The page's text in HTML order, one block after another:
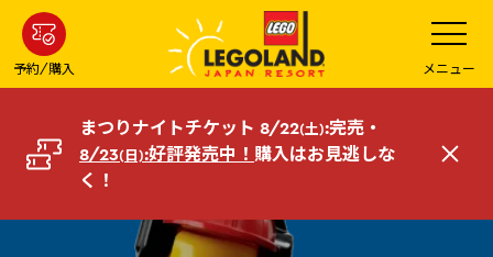
ン
コ
へ
予約/購入
メ
ニ
ュ
ー
を
開
メニュー
まつりナイトチケット 8/22(土):完売・
8/23(日):好評発売中！ 購入はお見逃しな
く！
閉